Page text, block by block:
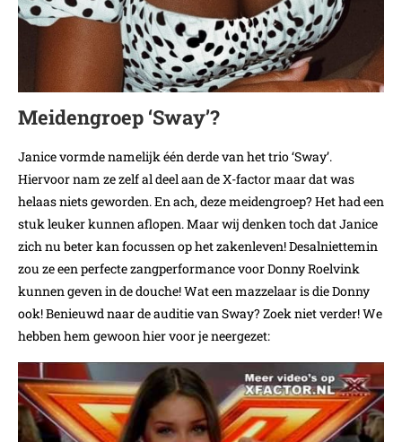
Meidengroep ‘Sway’?
Janice vormde namelijk één derde van het trio ‘Sway’.
Hiervoor nam ze zelf al deel aan de X-factor maar dat was
helaas niets geworden. En ach, deze meidengroep? Het had een
stuk leuker kunnen aflopen. Maar wij denken toch dat Janice
zich nu beter kan focussen op het zakenleven! Desalniettemin
zou ze een perfecte zangperformance voor Donny Roelvink
kunnen geven in de douche! Wat een mazzelaar is die Donny
ook! Benieuwd naar de auditie van Sway? Zoek niet verder! We
hebben hem gewoon hier voor je neergezet: